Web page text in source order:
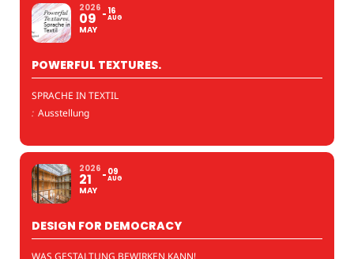
2026
09
MAY
16
AUG
POWERFUL TEXTURES.
SPRACHE IN TEXTIL
: Ausstellung
2026
21
MAY
09
AUG
DESIGN FOR DEMOCRACY
WAS GESTALTUNG BEWIRKEN KANN!